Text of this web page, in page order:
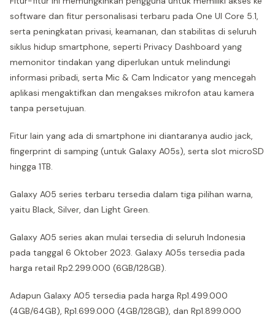
software dan fitur personalisasi terbaru pada One UI Core 5.1,
serta peningkatan privasi, keamanan, dan stabilitas di seluruh
siklus hidup smartphone, seperti Privacy Dashboard yang
memonitor tindakan yang diperlukan untuk melindungi
informasi pribadi, serta Mic & Cam Indicator yang mencegah
aplikasi mengaktifkan dan mengakses mikrofon atau kamera
tanpa persetujuan.
Fitur lain yang ada di smartphone ini diantaranya audio jack,
fingerprint di samping (untuk Galaxy A05s), serta slot microSD
hingga 1TB.
Galaxy A05 series terbaru tersedia dalam tiga pilihan warna,
yaitu Black, Silver, dan Light Green.
Galaxy A05 series akan mulai tersedia di seluruh Indonesia
pada tanggal 6 Oktober 2023. Galaxy A05s tersedia pada
harga retail Rp2.299.000 (6GB/128GB).
Adapun Galaxy A05 tersedia pada harga Rp1.499.000
(4GB/64GB), Rp1.699.000 (4GB/128GB), dan Rp1.899.000